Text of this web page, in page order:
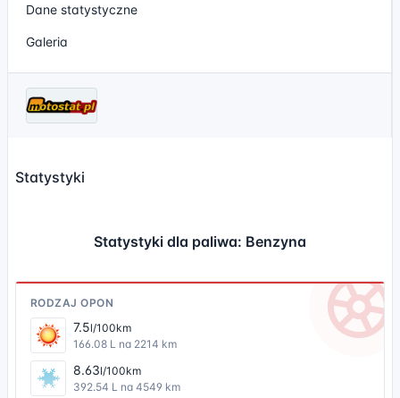
Dane statystyczne
Galeria
Statystyki
Statystyki dla paliwa: Benzyna
RODZAJ OPON
7.5l/100km
166.08 L na 2214 km
8.63l/100km
392.54 L na 4549 km